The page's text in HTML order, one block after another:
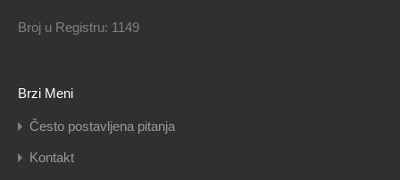
Broj u Registru: 1149
Brzi Meni
Često postavljena pitanja
Kontakt